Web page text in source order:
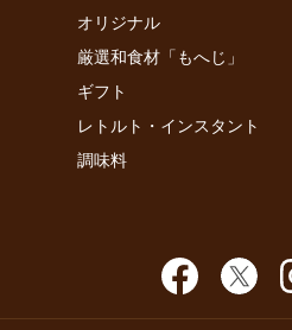
オリジナル
厳選和食材「もへじ」
ギフト
レトルト・インスタント
調味料